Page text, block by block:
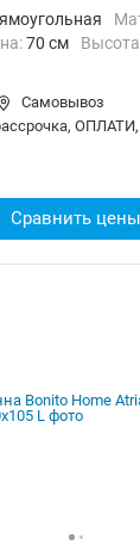
70 см
Самовывоз
Сравнить цены